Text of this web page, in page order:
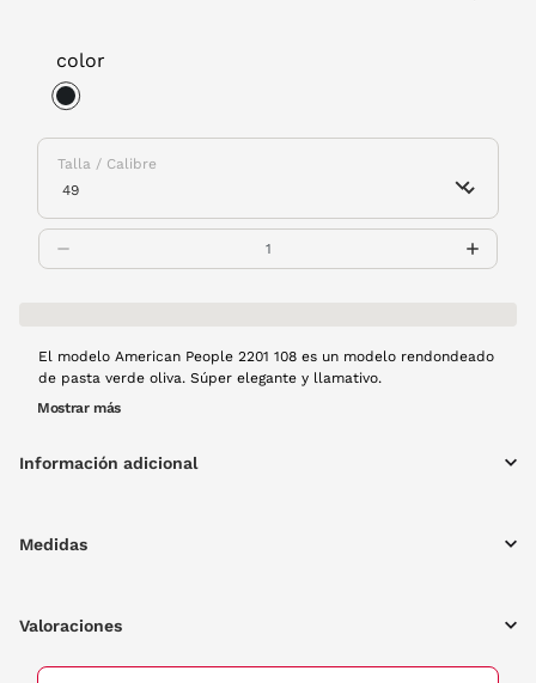
color
Talla / Calibre
El modelo American People 2201 108 es un modelo rendondeado
de pasta verde oliva. Súper elegante y llamativo.
Mostrar más
Información adicional
Medidas
Valoraciones